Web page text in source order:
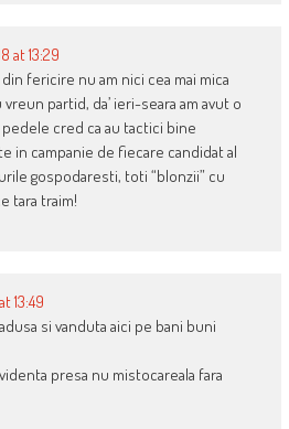
at 13:29
din fericire nu am nici cea mai mica
partid, da’ ieri-seara am avut o
pedele cred ca au tactici bine
in campanie de fiecare candidat al
gospodaresti, toti “blonzii” cu
tara traim!
13:49
si vanduta aici pe bani buni
presa nu mistocareala fara